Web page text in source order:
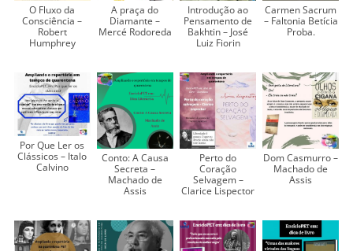
O Fluxo da
Consciência –
Robert
Humphrey
A praça do
Diamante –
Mercé Rodoreda
Introdução ao
Pensamento de
Bakhtin – José
Luiz Fiorin
Carmen Sacrum
– Faltonia Betícia
Proba.
Por Que Ler os
Clássicos – Italo
Calvino
Conto: A Causa
Secreta –
Machado de
Assis
Perto do
Coração
Selvagem –
Clarice Lispector
Dom Casmurro –
Machado de
Assis